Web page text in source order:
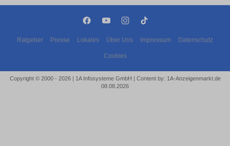
Ratgeber Presse Lokales Über Uns Impressum Datenschutz
Cookies
Copyright © 2000 - 2026 | 1A Infosysteme GmbH | Content by: 1A-Anzeigenmarkt.de
08.08.2026